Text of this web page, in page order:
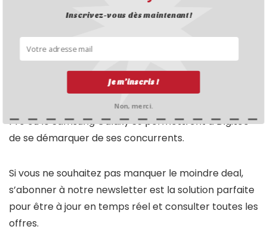
offrira soit des remises plus élevées, soit multiplier le
nombre d’unités par produit. Selon toute probabilité,
on pourrait s’attendre à ce que les offres de Digitec
pour le Black Friday 2026 s’épuisent à nouveau en
peu de temps. On peut également s’attendre à ce
qu’il y ait après le Black Friday des offres toutes les
heures. Des offres sur le notebook Microsoft Surface
Pro ou le Samsung Galaxy S9 permettront à Digitec
de se démarquer de ses concurrents.
Si vous ne souhaitez pas manquer le moindre deal,
s’abonner à notre newsletter est la solution parfaite
pour être à jour en temps réel et consulter toutes les
offres.
Je m’inscris !
Inscrivez-vous dès maintenant !
Non, merci.